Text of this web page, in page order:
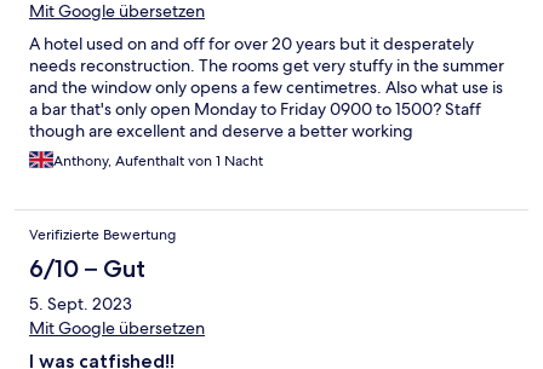
Mit Google übersetzen
A hotel used on and off for over 20 years but it desperately
needs reconstruction. The rooms get very stuffy in the summer
and the window only opens a few centimetres. Also what use is
a bar that's only open Monday to Friday 0900 to 1500? Staff
though are excellent and deserve a better working
environment.
Anthony, Aufenthalt von 1 Nacht
Verifizierte Bewertung
6/10 – Gut
5. Sept. 2023
Mit Google übersetzen
I was catfished!!